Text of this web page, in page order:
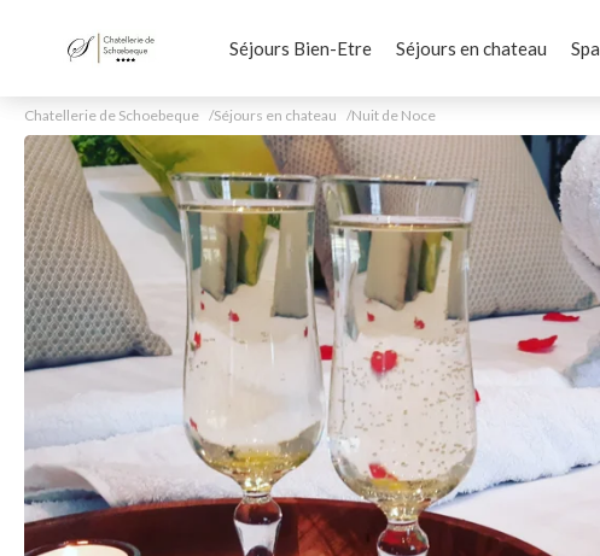
Séjours Bien-Etre Séjours en chateau Spa
Chatellerie de Schoebeque Séjours en chateau Nuit de Noce